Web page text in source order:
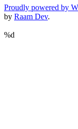
Proudly powered by
by Raam Dev.
%d